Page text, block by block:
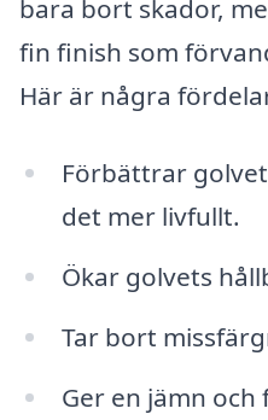
bara bort skador,
fin finish som
Här är några
Förbättrar
det mer livfullt.
Ökar golvets
Tar bort
Ger en jämn